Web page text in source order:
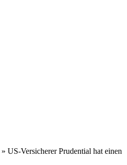
» US-Versicherer Prudential hat einen